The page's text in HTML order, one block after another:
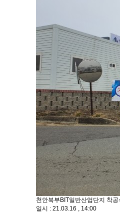
천안북부BIT일반산업단지 착
일시 : 21.03.16 , 14:00